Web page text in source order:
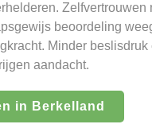
Zelfvertrouwen
beoordeling
Minder
aandacht.
in Berkelland